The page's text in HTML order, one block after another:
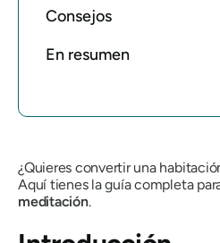
Consejos
En resumen
¿Quieres convertir una
Aquí tienes la guía completa
meditación.